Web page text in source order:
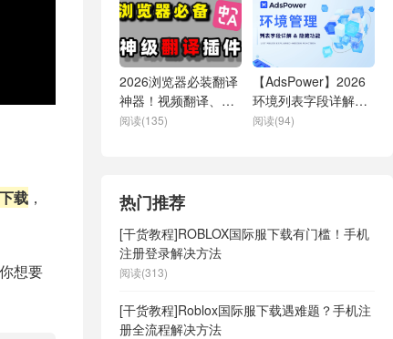
载 ，
想要
2026浏览器必装翻译
神器！视频翻译、漫
画翻译、文件翻译全
阅读(135)
【AdsPower】2026
环境列表字段详解及
隐藏功能揭秘
阅读(94)
热门推荐
[干货教程]ROBLOX国际服下载有门槛！手机
注册登录解决方法
阅读(313)
[干货教程]Roblox国际服下载遇难题？手机注
册全流程解决方法